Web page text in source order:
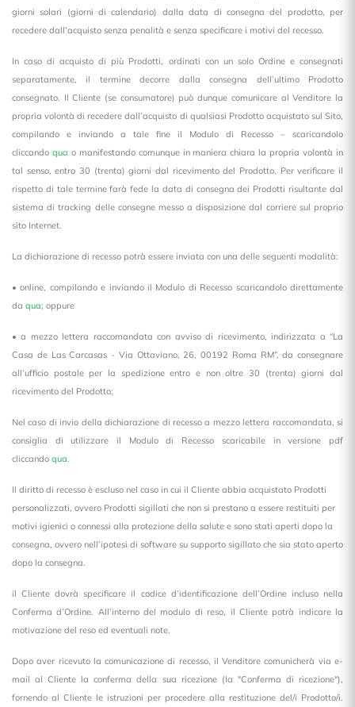
giorni solari (giorni di calendario) dalla data di consegna del prodotto, per
recedere dall’acquisto senza penalità e senza specificare i motivi del recesso.
In caso di acquisto di più Prodotti, ordinati con un solo Ordine e consegnati
separatamente, il termine decorre dalla consegna dell’ultimo Prodotto
consegnato. Il Cliente (se consumatore) può dunque comunicare al Venditore la
propria volontà di recedere dall’acquisto di qualsiasi Prodotto acquistato sul Sito,
compilando e inviando a tale fine il Modulo di Recesso – scaricandolo
cliccando qua o manifestando comunque in maniera chiara la propria volontà in
tal senso, entro 30 (trenta) giorni dal ricevimento del Prodotto. Per verificare il
rispetto di tale termine farà fede la data di consegna dei Prodotti risultante dal
sistema di tracking delle consegne messo a disposizione dal corriere sul proprio
sito Internet.
La dichiarazione di recesso potrà essere inviata con una delle seguenti modalità:
• online, compilando e inviando il Modulo di Recesso scaricandolo direttamente
da qua; oppure
• a mezzo lettera raccomandata con avviso di ricevimento, indirizzata a “La
Casa de Las Carcasas - Via Ottaviano, 26, 00192 Roma RM”, da consegnare
all’ufficio postale per la spedizione entro e non oltre 30 (trenta) giorni dal
ricevimento del Prodotto;
Nel caso di invio della dichiarazione di recesso a mezzo lettera raccomandata, si
consiglia di utilizzare il Modulo di Recesso scaricabile in versione pdf
cliccando qua
Il diritto di recesso è escluso nel caso in cui il Cliente abbia acquistato Prodotti
personalizzati, ovvero Prodotti sigillati che non si prestano a essere restituiti per
motivi igienici o connessi alla protezione della salute e sono stati aperti dopo la
consegna, ovvero nell’ipotesi di software su supporto sigillato che sia stato aperto
dopo la consegna.
il Cliente dovrà specificare il codice d’identificazione dell’Ordine incluso nella
Conferma d’Ordine. All’interno del modulo di reso, il Cliente potrà indicare la
motivazione del reso ed eventuali note.
Dopo aver ricevuto la comunicazione di recesso, il Venditore comunicherà via e-
mail al Cliente la conferma della sua ricezione (la "Conferma di ricezione"),
fornendo al Cliente le istruzioni per procedere alla restituzione del/i Prodotto/i.